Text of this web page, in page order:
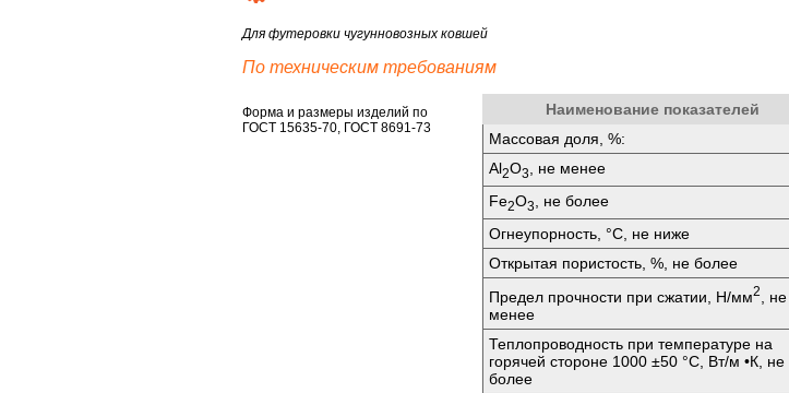
Для футеровки чугунновозных ковшей
По техническим требованиям
Форма и размеры изделий по
ГОСТ 15635-70, ГОСТ 8691-73
Наименование показателей
Массовая доля, %:
Аl2O3 , не менее
Fе2O3 , не более
Огнеупорность, °C, не ниже
Открытая пористость, %, не более
Предел прочности при сжатии, Н/мм2
, не
менее
Теплопроводность при температуре на
горячей стороне 1000 ±50 °C, Вт/м •К, не
более